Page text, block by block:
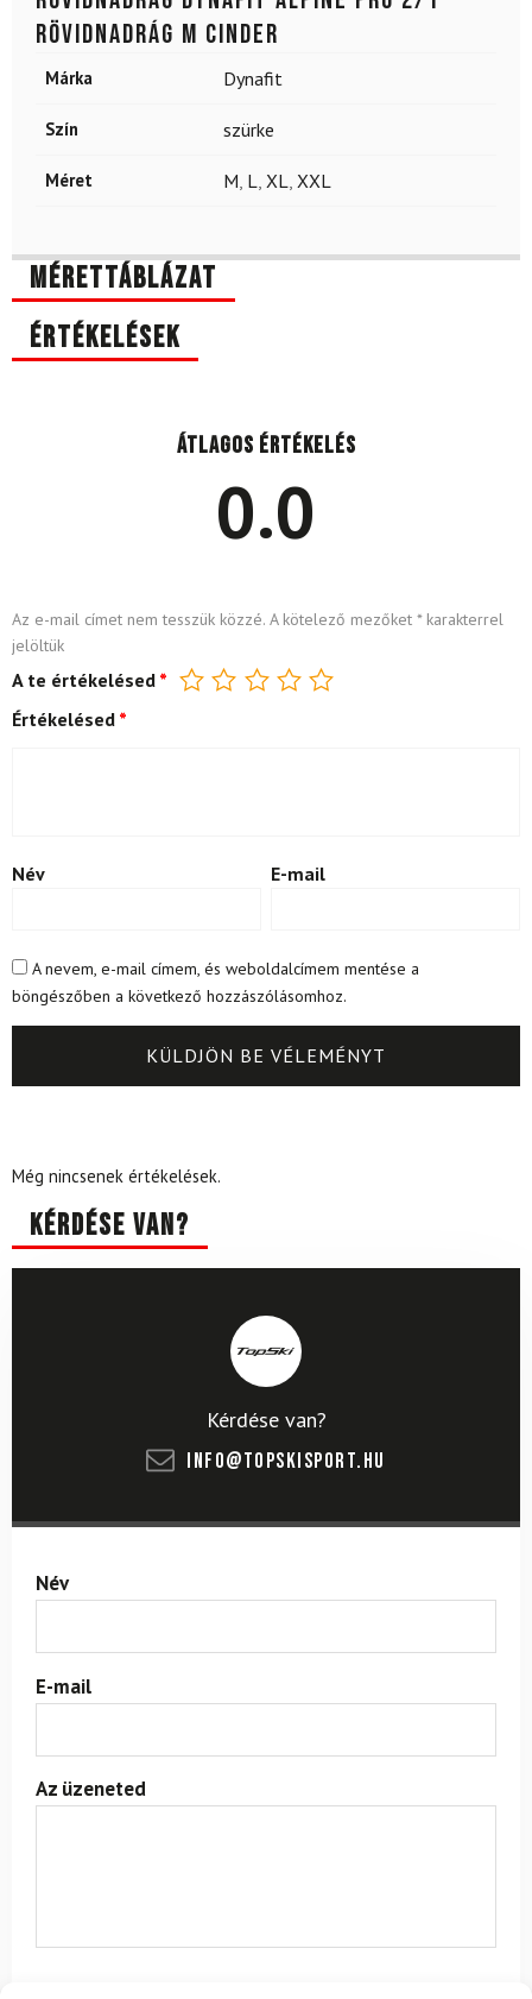
Rövidnadrág M Cinder
Márka Dynafit
Szín szürke
Méret M L XL XXL
Mérettáblázat
Értékelések
Átlagos értékelés
0.0
Az e-mail címet nem tesszük közzé. A kötelező mezőket *karakterrel
jelöltük
A te értékelésed *
Értékelésed *
Név E-mail
A nevem, e-mail címem, és weboldalcímem mentése a
böngészőben a következő hozzászólásomhoz.
Még nincsenek értékelések.
Kérdése van?
Kérdése van?
info@topskisport.hu
Név
E-mail
Az üzeneted